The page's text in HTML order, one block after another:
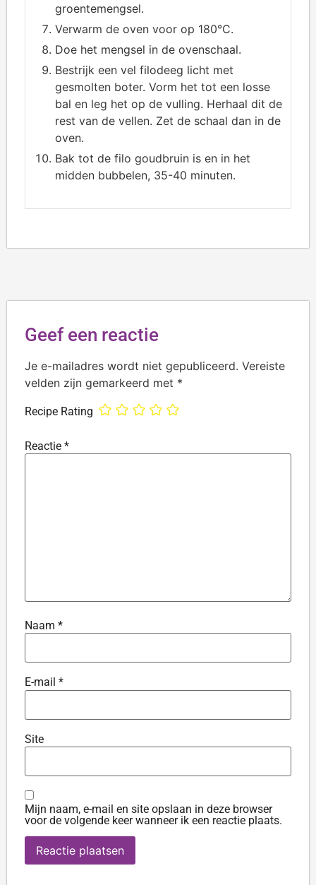
groentemengsel.
Verwarm de oven voor op 180°C.
Doe het mengsel in de ovenschaal.
Bestrijk een vel filodeeg licht met
gesmolten boter. Vorm het tot een losse
bal en leg het op de vulling. Herhaal dit de
rest van de vellen. Zet de schaal dan in de
oven.
Bak tot de filo goudbruin is en in het
midden bubbelen, 35-40 minuten.
Geef een reactie
Je e-mailadres wordt niet gepubliceerd. Vereiste
velden zijn gemarkeerd met *
Recipe Rating
Reactie *
Naam *
E-mail *
Site
Mijn naam, e-mail en site opslaan in deze browser
voor de volgende keer wanneer ik een reactie plaats.